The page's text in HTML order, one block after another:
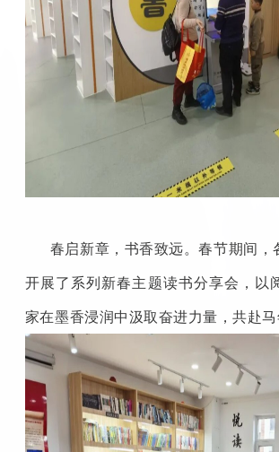
春启新章，书香致远。春节期间，
开展了系列新春主题读书分享会，以
家在墨香浸润中汲取奋进力量，共赴马